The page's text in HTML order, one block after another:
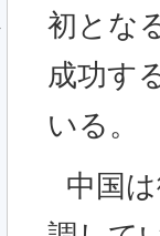
初とな
成功す
いる。
中国